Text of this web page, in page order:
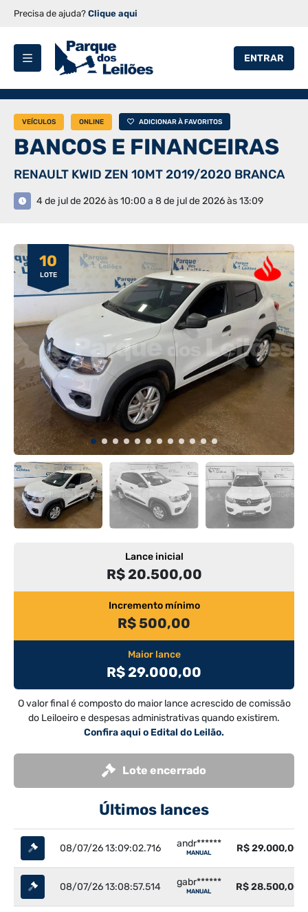
Precisa de ajuda? Clique aqui
ENTRAR
VEÍCULOS ONLINE ADICIONAR À FAVORITOS
BANCOS E FINANCEIRAS
RENAULT KWID ZEN 10MT 2019/2020 BRANCA
4 de jul de 2026 às 10:00 a 8 de jul de 2026 às 13:09
10
LOTE
Lance inicial
R$ 20.500,00
Incremento mínimo
R$ 500,00
Maior lance
R$ 29.000,00
O valor final é composto do maior lance acrescido de comissão
do Leiloeiro e despesas administrativas quando existirem.
Confira aqui o Edital do Leilão.
Lote encerrado
Últimos lances
08/07/26 13:09:02.716 andr******
MANUAL R$ 29.000,00
08/07/26 13:08:57.514 gabr******
MANUAL R$ 28.500,00